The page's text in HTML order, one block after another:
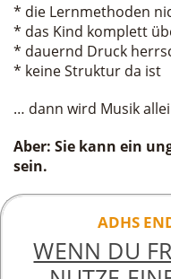
* die Lernmethoden
* das Kind komplett
* dauernd Druck
* keine Struktur da ist
… dann wird Musik
Aber: Sie kann ein
sein.
ADHS
WENN DU